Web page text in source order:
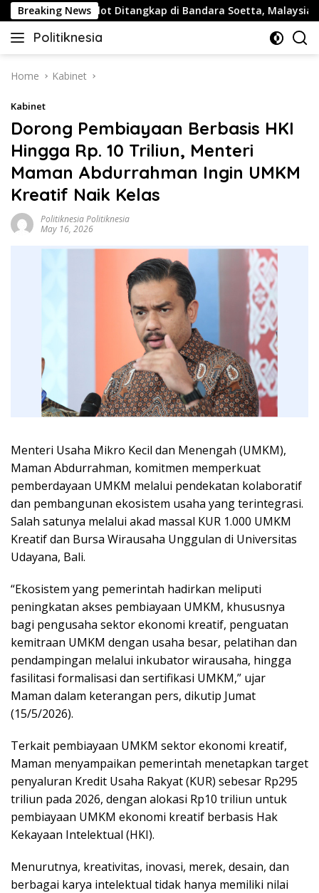
Skip
to
content
Breaking News
Buntut Pilot Ditangkap di Bandara Soetta, Malaysia
Politiknesia
Politiknesia.com
Home Kabinet
Kabinet
Dorong Pembiayaan Berbasis HKI
Hingga Rp. 10 Triliun, Menteri
Maman Abdurrahman Ingin UMKM
Kreatif Naik Kelas
Politiknesia Politiknesia
May 16, 2026
Menteri Usaha Mikro Kecil dan Menengah (UMKM),
Maman Abdurrahman, komitmen memperkuat
pemberdayaan UMKM melalui pendekatan kolaboratif
dan pembangunan ekosistem usaha yang terintegrasi.
Salah satunya melalui akad massal KUR 1.000 UMKM
Kreatif dan Bursa Wirausaha Unggulan di Universitas
Udayana, Bali.
“Ekosistem yang pemerintah hadirkan meliputi
peningkatan akses pembiayaan UMKM, khususnya
bagi pengusaha sektor ekonomi kreatif, penguatan
kemitraan UMKM dengan usaha besar, pelatihan dan
pendampingan melalui inkubator wirausaha, hingga
fasilitasi formalisasi dan sertifikasi UMKM,” ujar
Maman dalam keterangan pers, dikutip Jumat
(15/5/2026).
Terkait pembiayaan UMKM sektor ekonomi kreatif,
Maman menyampaikan pemerintah menetapkan target
penyaluran Kredit Usaha Rakyat (KUR) sebesar Rp295
triliun pada 2026, dengan alokasi Rp10 triliun untuk
pembiayaan UMKM ekonomi kreatif berbasis Hak
Kekayaan Intelektual (HKI).
Menurutnya, kreativitas, inovasi, merek, desain, dan
berbagai karya intelektual tidak hanya memiliki nilai